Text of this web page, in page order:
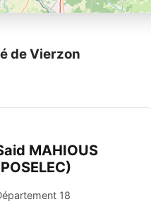
de Vierzon
MAHIOUS
18